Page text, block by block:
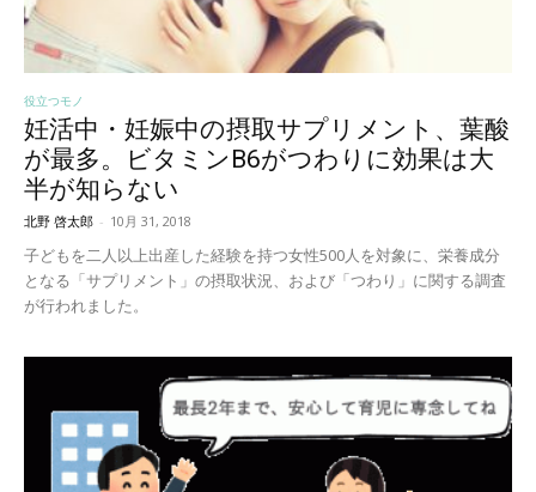
役立つモノ
妊活中・妊娠中の摂取サプリメント、葉酸
が最多。ビタミンB6がつわりに効果は大
半が知らない
北野 啓太郎 - 10月 31, 2018
子どもを二人以上出産した経験を持つ女性500人を対象に、栄養成分
となる「サプリメント」の摂取状況、および「つわり」に関する調査
が行われました。